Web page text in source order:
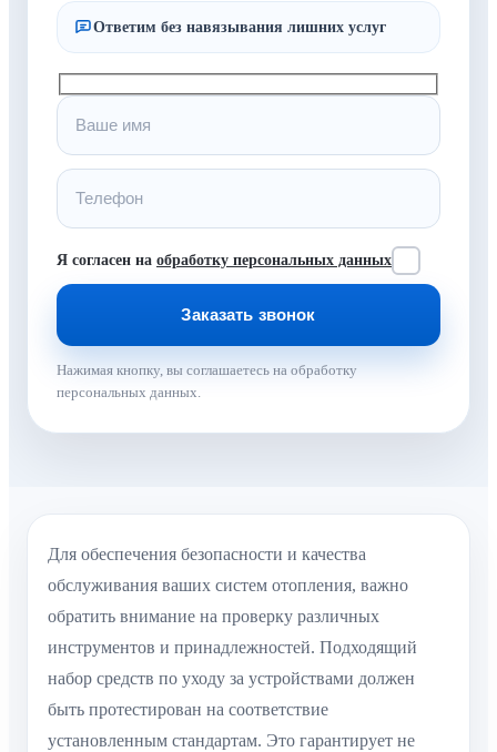
Ответим без навязывания лишних услуг
Я согласен на обработку персональных данных
Нажимая кнопку, вы соглашаетесь на обработку
персональных данных.
Для обеспечения безопасности и качества
обслуживания ваших систем отопления, важно
обратить внимание на проверку различных
инструментов и принадлежностей. Подходящий
набор средств по уходу за устройствами должен
быть протестирован на соответствие
установленным стандартам. Это гарантирует не